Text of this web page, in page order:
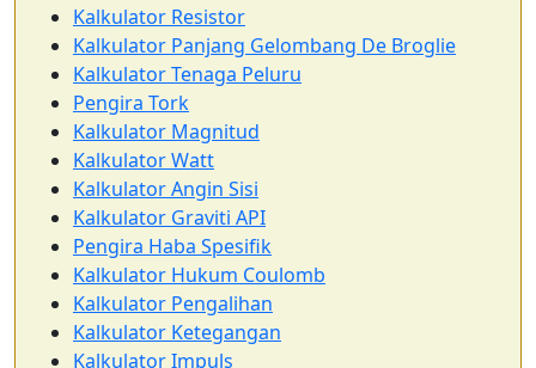
Kalkulator Resistor
Kalkulator Panjang Gelombang De Broglie
Kalkulator Tenaga Peluru
Pengira Tork
Kalkulator Magnitud
Kalkulator Watt
Kalkulator Angin Sisi
Kalkulator Graviti API
Pengira Haba Spesifik
Kalkulator Hukum Coulomb
Kalkulator Pengalihan
Kalkulator Ketegangan
Kalkulator Impuls